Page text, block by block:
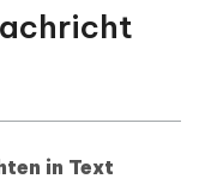
in Text